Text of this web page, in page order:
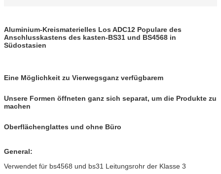
Aluminium-Kreismaterielles Los ADC12 Populare des
Anschlusskastens des kasten-BS31 und BS4568 in
Südostasien
Eine Möglichkeit zu Vierwegsganz verfügbarem
Unsere Formen öffneten ganz sich separat, um die Produkte zu
machen
Oberflächenglattes und ohne Büro
General:
Verwendet für bs4568 und bs31 Leitungsrohr der Klasse 3